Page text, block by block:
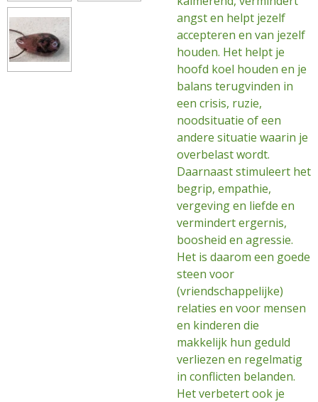
angst en helpt jezelf
accepteren en van jezelf
houden. Het helpt je
hoofd koel houden en je
balans terugvinden in
een crisis, ruzie,
noodsituatie of een
andere situatie waarin je
overbelast wordt.
Daarnaast stimuleert het
begrip, empathie,
vergeving en liefde en
vermindert ergernis,
boosheid en agressie.
Het is daarom een goede
steen voor
(vriendschappelijke)
relaties en voor mensen
en kinderen die
makkelijk hun geduld
verliezen en regelmatig
in conflicten belanden.
Het verbetert ook je